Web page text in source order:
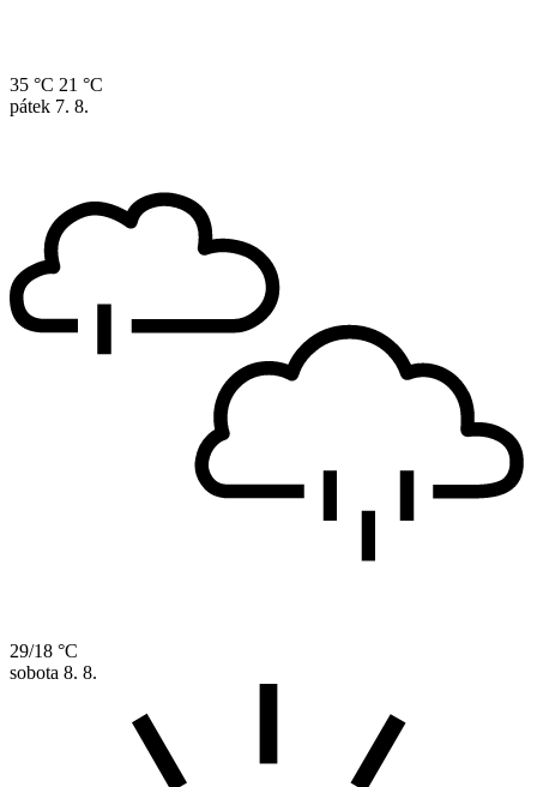
35 °C 21 °C
pátek 7. 8.
29/18 °C
sobota 8. 8.